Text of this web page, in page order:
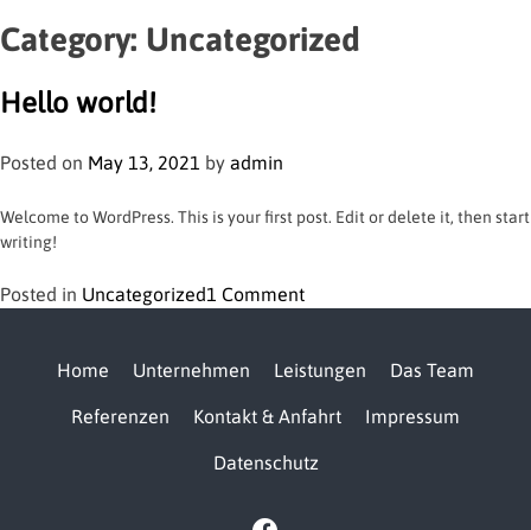
Category: Uncategorized
Hello world!
Posted on May 13, 2021 by admin
Welcome to WordPress. This is your first post. Edit or delete it, then start
writing!
Posted in Uncategorized1 Commenton
Home
Unternehmen Leistungen Das Team
Referenzen Kontakt & Anfahrt Impressum
Datenschutz